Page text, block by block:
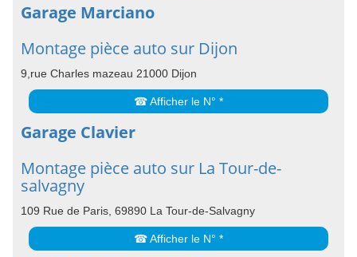
Garage Marciano
Montage pièce auto sur Dijon
9,rue Charles mazeau 21000 Dijon
☎ Afficher le N° *
Garage Clavier
Montage pièce auto sur La Tour-de-
salvagny
109 Rue de Paris, 69890 La Tour-de-Salvagny
☎ Afficher le N° *